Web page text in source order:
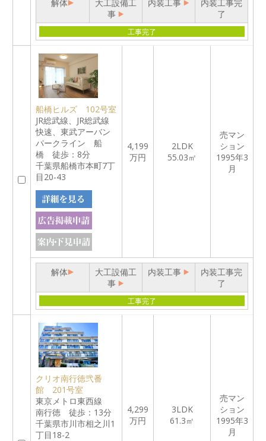
解体
大工設備工
事
内装工事
内装工事完
了
工事完了
船橋ヒルズ 102号室
JR総武線、JR総武線
快速、東武アーバン
パークライン 船
橋 徒歩：8分
千葉県船橋市本町7丁
目20-43
4,199
万円
2LDK
55.03㎡
売マン
ション
1995年3
月
解体
大工設備工
事
内装工事
内装工事完
了
工事完了
クリオ南行徳弐番
館 201号室
東京メトロ東西線
南行徳 徒歩：13分
千葉県市川市相之川1
丁目18-2
4,299
万円
3LDK
61.3㎡
売マン
ション
1995年3
月